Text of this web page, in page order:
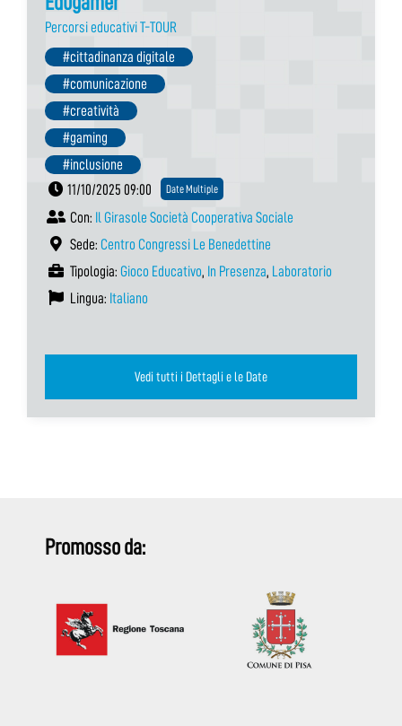
Percorsi educativi T-TOUR
#cittadinanza digitale
#comunicazione
#creatività
#gaming
#inclusione
11/10/2025 09:00
Date Multiple
Con: Il Girasole Società Cooperativa Sociale
Sede: Centro Congressi Le Benedettine
Tipologia: Gioco Educativo, In Presenza, Laboratorio
Lingua: Italiano
Vedi tutti i Dettagli e le Date
Promosso da: